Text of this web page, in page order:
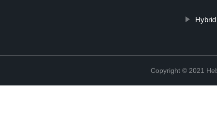
Copyright © 2021